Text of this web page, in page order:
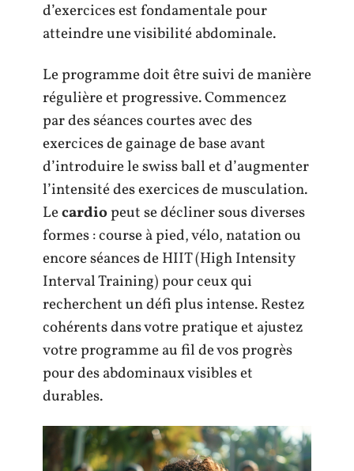
d’exercices est fondamentale pour
atteindre une visibilité abdominale.
Le programme doit être suivi de manière
régulière et progressive. Commencez
par des séances courtes avec des
exercices de gainage de base avant
d’introduire le swiss ball et d’augmenter
l’intensité des exercices de musculation.
Lecardiopeut se décliner sous diverses
formes : course à pied, vélo, natation ou
encore séances de HIIT (High Intensity
Interval Training) pour ceux qui
recherchent un défi plus intense. Restez
cohérents dans votre pratique et ajustez
votre programme au fil de vos progrès
pour des abdominaux visibles et
durables.